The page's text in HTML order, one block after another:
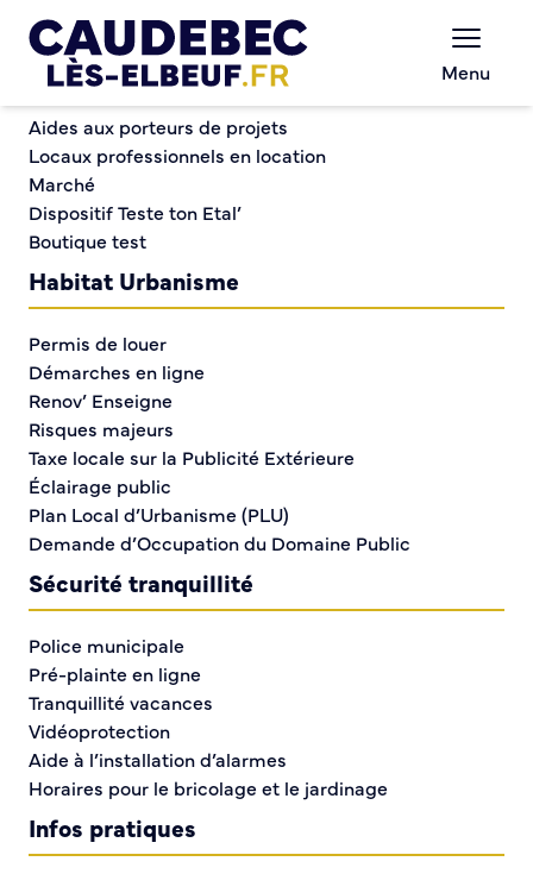
Menu
Cimetière : renouvellement des concessions
Cimetière :
renouvellement des
concessions
Le cimetière de Caudebec-lès-Elbeuf compte près
de4 000 sépultures. Afin d’assurer une gestion
rigoureuse et conforme à la réglementation, la Ville
s’appuie sur un logiciel permettant de recenser
l’ensemble des concessions funéraires.
Chèques-cadeaux municipaux – Soutenez le
Aides aux porteurs de projets
Locaux professionnels en location
Marché
Dispositif Teste ton Etal’
Boutique test
Habitat Urbanisme
Permis de louer
Démarches en ligne
Renov’ Enseigne
Risques majeurs
Taxe locale sur la Publicité Extérieure
Éclairage public
Plan Local d’Urbanisme (PLU)
Demande d’Occupation du Domaine Public
Sécurité tranquillité
Police municipale
Pré-plainte en ligne
Tranquillité vacances
Vidéoprotection
Aide à l’installation d’alarmes
Horaires pour le bricolage et le jardinage
Infos pratiques